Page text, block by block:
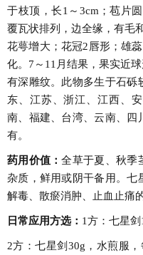
于枝顶，长1～3cm；苞片
覆瓦状排列，边全缘，有毛
花萼增大；花冠2唇形；雄
化。7～11月结果，果实近
有深雕纹。此物多生于石砾
东、江苏、浙江、江西、
南、福建、台湾、云南、四
有。
药用价值：全草于夏、秋季
杂质，鲜用或阴干备用。七
解毒、散瘀消肿、止血止痛
日常应用方选： 1方：七星
2方：七星剑30g，水煎服